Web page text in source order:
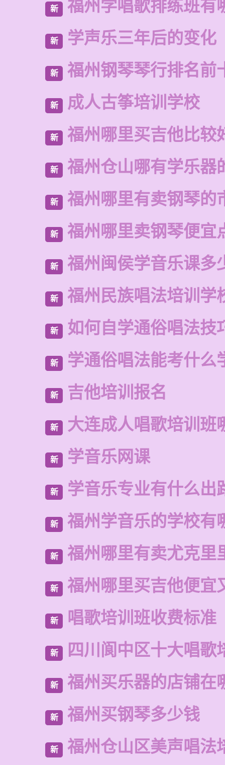
新 福州学唱歌排练班有
新 学声乐三年后的变化
新 福州钢琴琴行排名前
新 成人古筝培训学校
新 福州哪里买吉他比较
新 福州仓山哪有学乐器
新 福州哪里有卖钢琴的
新 福州哪里卖钢琴便宜
新 福州闽侯学音乐课多
新 福州民族唱法培训学
新 如何自学通俗唱法技
新 学通俗唱法能考什么
新 吉他培训报名
新 大连成人唱歌培训班
新 学音乐网课
新 学音乐专业有什么出
新 福州学音乐的学校有
新 福州哪里有卖尤克里
新 福州哪里买吉他便宜
新 唱歌培训班收费标准
新 四川阆中区十大唱歌
新 福州买乐器的店铺在
新 福州买钢琴多少钱
新 福州仓山区美声唱法